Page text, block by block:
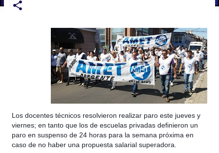
Los docentes técnicos resolvieron realizar paro este jueves y
viernes; en tanto que los de escuelas privadas definieron un
paro en suspenso de 24 horas para la semana próxima en
caso de no haber una propuesta salarial superadora.